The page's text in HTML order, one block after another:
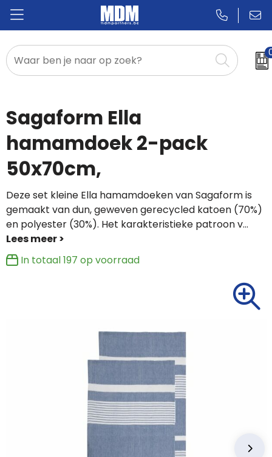
Relatiegeschenken
Promotietextiel
Sportkleding
Sagaform Ella
hamamdoek 2-pack
50x70cm,
Deze set kleine Ella hamamdoeken van Sagaform is
gemaakt van dun, geweven gerecycled katoen (70%)
en polyester (30%). Het karakteristieke patroon v...
In totaal197 op voorraad